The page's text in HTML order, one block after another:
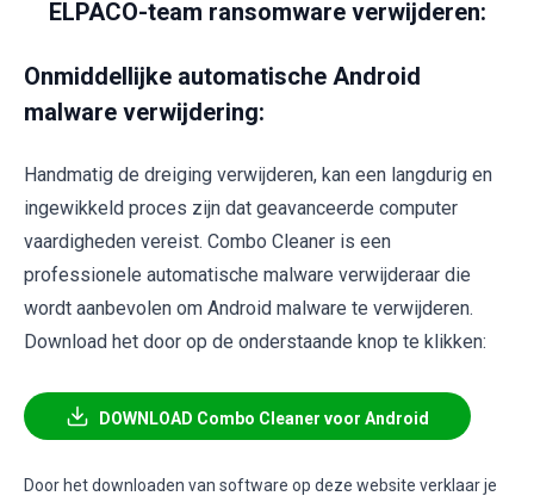
ELPACO-team ransomware verwijderen:
Onmiddellijke automatische Android
malware verwijdering:
Handmatig de dreiging verwijderen, kan een langdurig en
ingewikkeld proces zijn dat geavanceerde computer
vaardigheden vereist. Combo Cleaner is een
professionele automatische malware verwijderaar die
wordt aanbevolen om Android malware te verwijderen.
Download het door op de onderstaande knop te klikken:
DOWNLOAD Combo Cleaner voor Android
Door het downloaden van software op deze website verklaar je